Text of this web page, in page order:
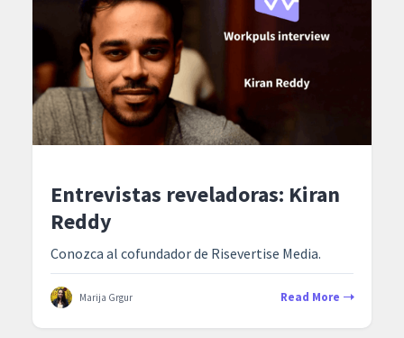
Entrevistas reveladoras: Kiran
Reddy
Conozca al cofundador de Risevertise Media.
Marija Grgur Read More